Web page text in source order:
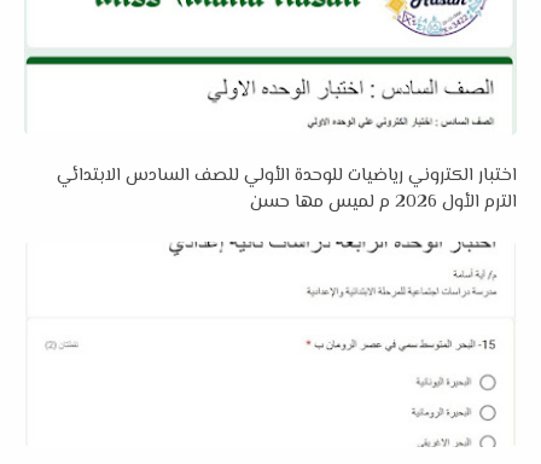
اختبار الكتروني رياضيات للوحدة الأولي للصف السادس الابتدائي
الترم الأول 2026 م لميس مها حسن